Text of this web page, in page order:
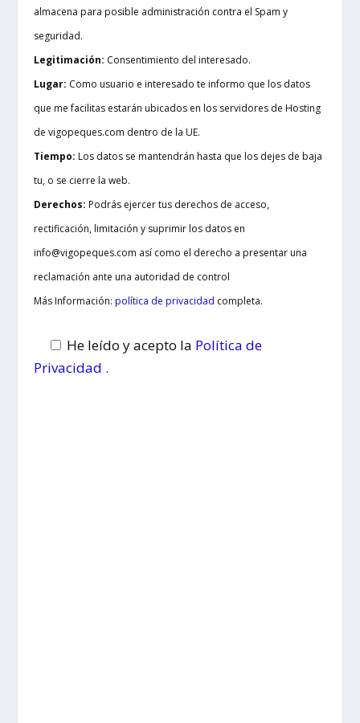
almacena para posible administración contra el Spam y
seguridad.
Legitimación: Consentimiento del interesado.
Lugar: Como usuario e interesado te informo que los datos
que me facilitas estarán ubicados en los servidores de Hosting
de vigopeques.com dentro de la UE.
Tiempo: Los datos se mantendrán hasta que los dejes de baja
tu, o se cierre la web.
Derechos: Podrás ejercer tus derechos de acceso,
rectificación, limitación y suprimir los datos en
info@vigopeques.com así como el derecho a presentar una
reclamación ante una autoridad de control
Más Información:política de privacidad completa.
He leído y acepto la Política de
Privacidad .